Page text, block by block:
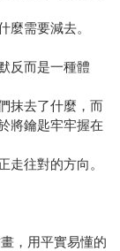
麼需要減去。
反而是一種體
抹去了什麼，而
將鑰匙牢牢握在
走往對的方向。
，用平實易懂的